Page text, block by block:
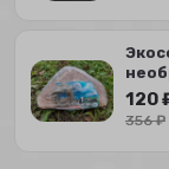
120
356₽